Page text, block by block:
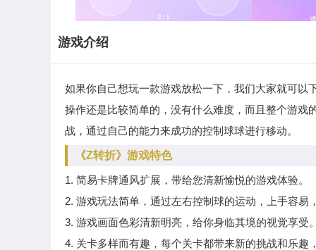
游戏介绍
如果你自己想玩一款游戏放松一下，我们大家就可以
操作还是比较简单的，没有什么难度，而且整个游
战，通过自己的能力来成功的控制球球进行移动。
《Z转折》游戏特色
1. 简易卡牌通风扩展，带给您清新愉悦的游戏体验。
2. 游戏玩法简单，通过左右控制球的运动，上手容易
3. 游戏画面色彩清新明亮，给你身临其境的视觉享受
4. 关卡多样而有趣，每个关卡都带来新的挑战和乐趣